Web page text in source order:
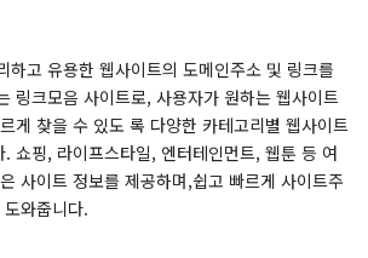
하고 유용한 웹사이트의 도메인주소 및 링크를
링크모음 사이트로, 사용자가 원하는 웹사이트
게 찾을 수 있도 록 다양한 카테고리별 웹사이트
쇼핑, 라이프스타일, 엔터테인먼트, 웹툰 등 여
사이트 정보를 제공하며,쉽고 빠르게 사이트주
와줍니다.